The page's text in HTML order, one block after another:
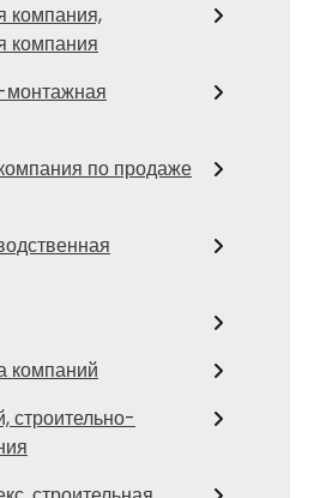
компания,
компания
монтажная
по продаже
компаний
строительно-